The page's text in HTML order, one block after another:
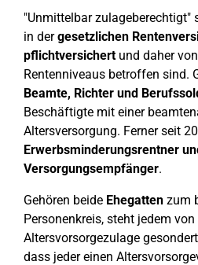
"Unmittelbar zulageberechtigt"
in dergesetzlichen
pflichtversichertund daher
Rentenniveaus betroffen sind.
Beamte, Richter und
Beschäftigte mit einer
Altersversorgung. Ferner seit
Erwerbsminderungsrentner
Versorgungsempfänger.
Gehören beide Ehegatten zum
Personenkreis, steht jedem
Altersvorsorgezulage
dass jeder einen